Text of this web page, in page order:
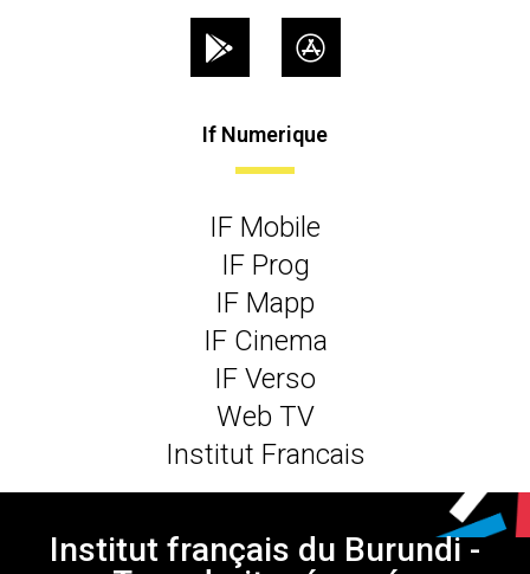
If Numerique
IF Mobile
IF Prog
IF Mapp
IF Cinema
IF Verso
Web TV
Institut Francais
Institut français du Burundi -